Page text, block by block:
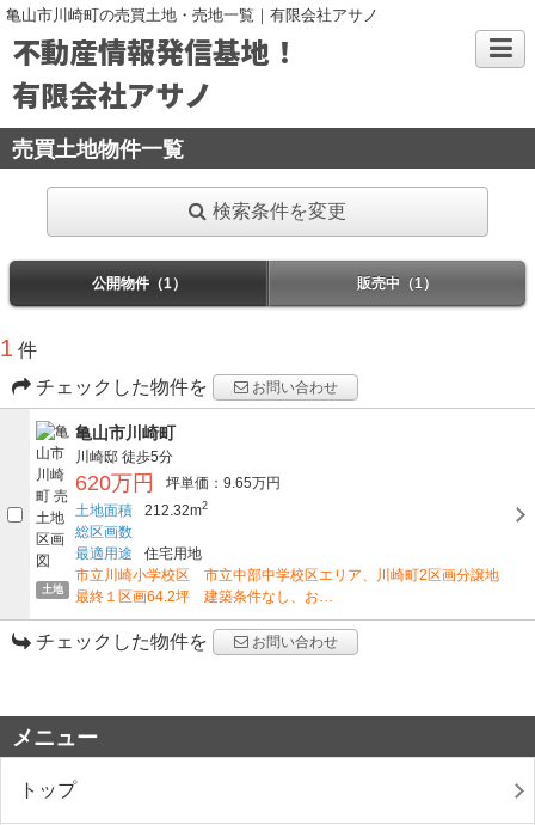
亀山市川崎町の売買土地・売地一覧｜有限会社アサノ
不動産情報発信基地！
有限会社アサノ
売買土地物件一覧
検索条件を変更
公開物件（1） 販売中（1）
1 件
チェックした物件を
お問い合わせ
土地
亀山市川崎町
川崎邸 徒歩5分
620万円
坪単価：9.65万円
土地面積
212.32m2
総区画数
最適用途
住宅用地
市立川崎小学校区 市立中部中学校区エリア、川崎町2区画分譲地
最終１区画64.2坪 建築条件なし、お…
チェックした物件を お問い合わせ
メニュー
トップ